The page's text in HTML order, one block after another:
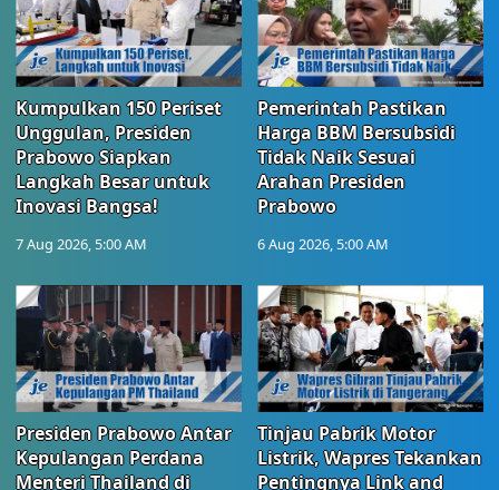
Kumpulkan 150 Periset
Unggulan, Presiden
Prabowo Siapkan
Langkah Besar untuk
Inovasi Bangsa!
7 Aug 2026, 5:00 AM
Pemerintah Pastikan
Harga BBM Bersubsidi
Tidak Naik Sesuai
Arahan Presiden
Prabowo
6 Aug 2026, 5:00 AM
Presiden Prabowo Antar
Kepulangan Perdana
Menteri Thailand di
Tinjau Pabrik Motor
Listrik, Wapres Tekankan
Pentingnya Link and